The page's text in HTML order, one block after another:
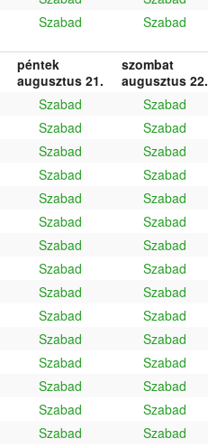
Szabad Szabad
péntek
augusztus 21.
szombat
augusztus 22.
Szabad Szabad
Szabad Szabad
Szabad Szabad
Szabad Szabad
Szabad Szabad
Szabad Szabad
Szabad Szabad
Szabad Szabad
Szabad Szabad
Szabad Szabad
Szabad Szabad
Szabad Szabad
Szabad Szabad
Szabad Szabad
Szabad Szabad